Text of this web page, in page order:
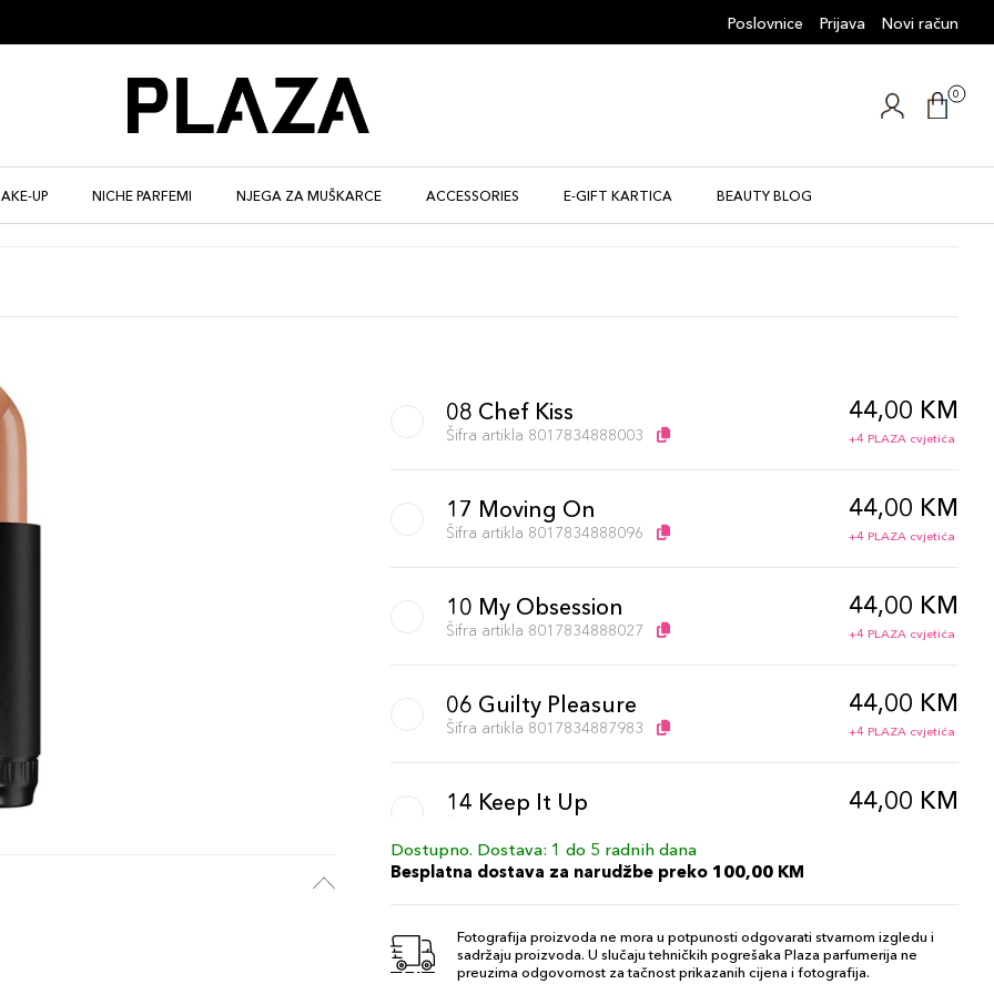
Poslovnice Prijava Novi račun
0
UP NICHE PARFEMI NJEGA ZA MUŠKARCE ACCESSORIES E-GIFT KARTICA BEAUTY BLOG
08 Chef Kiss
Šifra artikla 8017834888003
44,00 KM
+4 PLAZA cvjetića
17 Moving On
Šifra artikla 8017834888096
44,00 KM
+4 PLAZA cvjetića
10 My Obsession
Šifra artikla 8017834888027
44,00 KM
+4 PLAZA cvjetića
06 Guilty Pleasure
Šifra artikla 8017834887983
44,00 KM
+4 PLAZA cvjetića
14 Keep It Up 44,00 KM
Dostupno. Dostava: 1 do 5 radnih dana
Besplatna dostava za narudžbe preko 100,00 KM
Fotografija proizvoda ne mora u potpunosti odgovarati stvarnom izgledu i
sadržaju proizvoda. U slučaju tehničkih pogrešaka Plaza parfumerija ne
preuzima odgovornost za tačnost prikazanih cijena i fotografija.